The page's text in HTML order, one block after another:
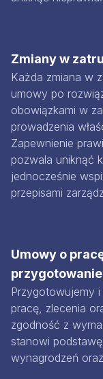
Zmiany w
Każda zmiana w
umowy po
obowiązkami w
prowadzenia
Zapewnienie
pozwala uniknąć
jednocześnie
przepisami
Umowy o
Przygotowujemy
pracę, zlecenia
zgodność z
stanowi
wynagrodzeń